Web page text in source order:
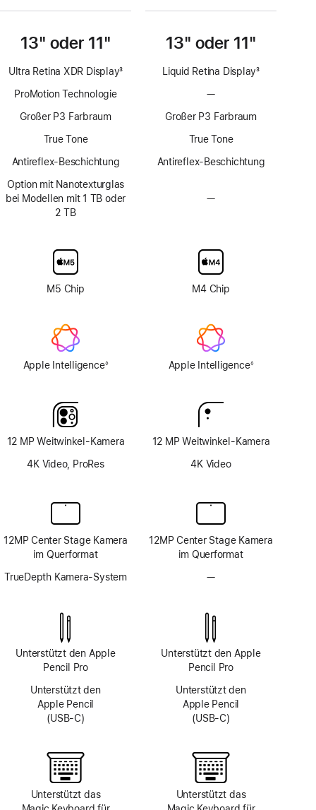
13" oder 11"
Ultra Retina XDR Display3
ProMotion Technologie
Großer P3 Farbraum
True Tone
Antireflex-Beschichtung
Option mit Nanotexturglas
bei Modellen mit 1 TB oder
2 TB
M5 Chip
Apple Intelligence◊
12 MP Weitwinkel-Kamera
4K Video, ProRes
12MP Center Stage Kamera
im Querformat
TrueDepth Kamera-System
Unterstützt den Apple
Pencil Pro
Unterstützt den
Apple Pencil
(USB‑C)
Unterstützt das
13" oder 11"
Liquid Retina Display3
—Keine
Technologie
Großer P3 Farbraum
True Tone
Antireflex-Beschichtung
—Keine
M4 Chip
Apple Intelligence◊
12 MP Weitwinkel-Kamera
4K Video
12MP Center Stage Kamera
im Querformat
—Kein
System
Unterstützt den Apple
Pencil Pro
Unterstützt den
Apple Pencil
(USB‑C)
Unterstützt das